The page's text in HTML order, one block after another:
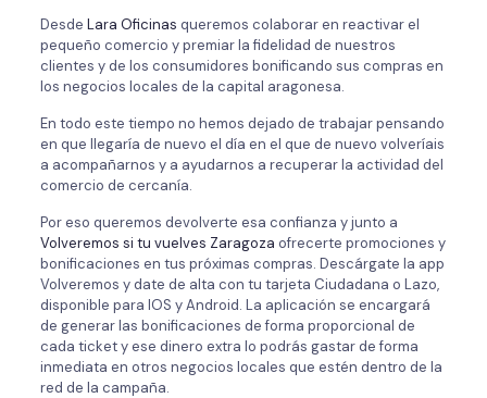
Desde Lara Oficinas queremos colaborar en reactivar el
pequeño comercio y premiar la fidelidad de nuestros
clientes y de los consumidores bonificando sus compras en
los negocios locales de la capital aragonesa.
En todo este tiempo no hemos dejado de trabajar pensando
en que llegaría de nuevo el día en el que de nuevo volveríais
a acompañarnos y a ayudarnos a recuperar la actividad del
comercio de cercanía.
Por eso queremos devolverte esa confianza y junto a
Volveremos si tu vuelves Zaragoza ofrecerte promociones y
bonificaciones en tus próximas compras. Descárgate la app
Volveremos y date de alta con tu tarjeta Ciudadana o Lazo,
disponible para IOS y Android. La aplicación se encargará
de generar las bonificaciones de forma proporcional de
cada ticket y ese dinero extra lo podrás gastar de forma
inmediata en otros negocios locales que estén dentro de la
red de la campaña.